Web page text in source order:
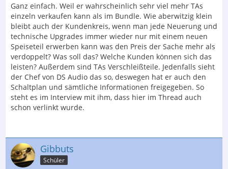
Ganz einfach. Weil er wahrscheinlich sehr viel mehr TAs
einzeln verkaufen kann als im Bundle. Wie aberwitzig klein
bleibt auch der Kundenkreis, wenn man jede Neuerung und
technische Upgrades immer wieder nur mit einem neuen
Speiseteil erwerben kann was den Preis der Sache mehr als
verdoppelt? Was soll das? Welche Kunden können sich das
leisten? Außerdem sind TAs Verschleißteile. Jedenfalls sieht
der Chef von DS Audio das so, deswegen hat er auch den
Schaltplan und sämtliche Informationen freigegeben. So
steht es im Interview mit ihm, dass hier im Thread auch
schon verlinkt wurde.
Gibbuts
Schüler